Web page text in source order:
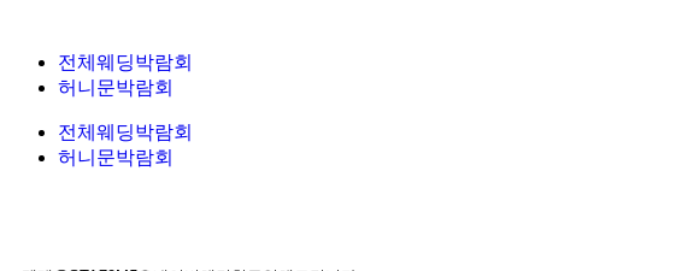
전체웨딩박람회
허니문박람회
전체웨딩박람회
허니문박람회